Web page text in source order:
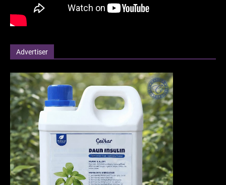
Advertiser